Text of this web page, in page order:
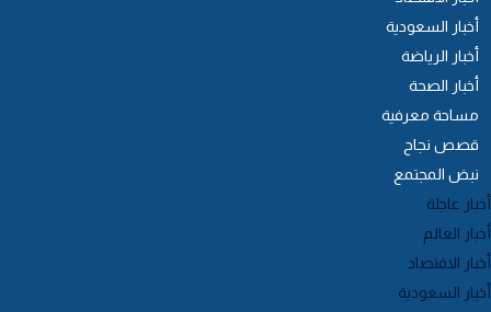
أخبار السعودية
أخبار الرياضة
أخبار الصحة
مساحة معرفية
قصص نجاح
نبض المجتمع
عاجلة
العالم
الاقتصاد
السعودية